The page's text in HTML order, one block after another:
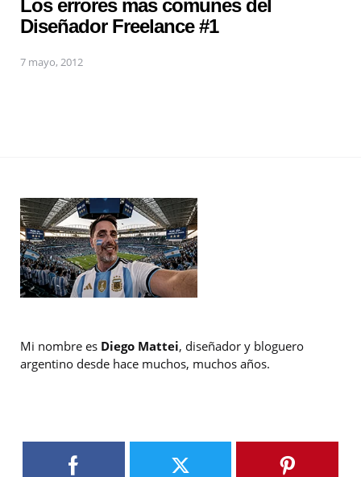
Los errores mas comunes del
Diseñador Freelance #1
7 mayo, 2012
Mi nombre es Diego Mattei, diseñador y bloguero
argentino desde hace muchos, muchos años.